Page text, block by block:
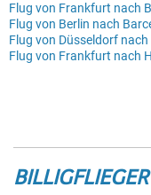
Flug von Frankfurt nach
Flug von Berlin nach
Flug von Düsseldorf
Flug von Frankfurt nach
BILLIGFLIEGER